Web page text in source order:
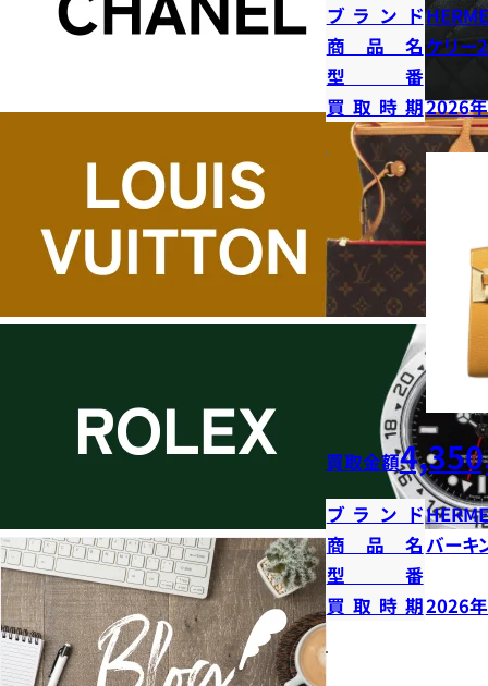
ブランド
商品名 ケリー
型番
買取時期2026
買取金額
ブランド
商品名 バーキ
型番
買取時期2026